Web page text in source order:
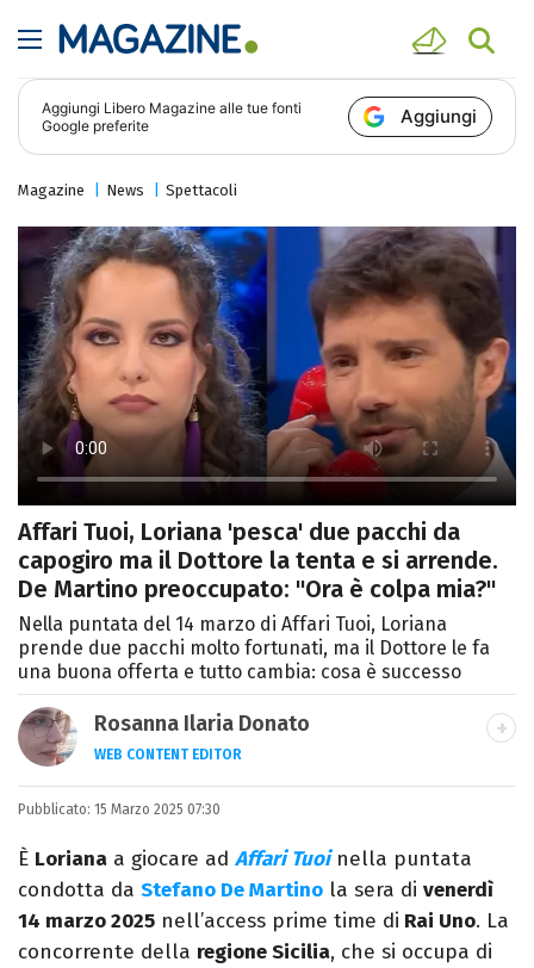
Aggiungi Libero Magazine alle tue fonti
Google preferite
Aggiungi
Magazine News Spettacoli
Affari Tuoi, Loriana 'pesca' due pacchi da
capogiro ma il Dottore la tenta e si arrende.
De Martino preoccupato: "Ora è colpa mia?"
Nella puntata del 14 marzo di Affari Tuoi, Loriana
prende due pacchi molto fortunati, ma il Dottore le fa
una buona offerta e tutto cambia: cosa è successo
Rosanna Ilaria Donato
WEB CONTENT EDITOR
Laureata in Linguaggi dei Media, mi dedico
Ho lavorato come web content editor
freelance per diverse testate.
Pubblicato: 15 Marzo 2025 07:30
È Loriana a giocare ad Affari Tuoinella puntata
condotta da Stefano De Martino la sera di venerdì
14 marzo 2025 nell’access prime time di Rai Uno. La
concorrente della regione Sicilia, che si occupa di